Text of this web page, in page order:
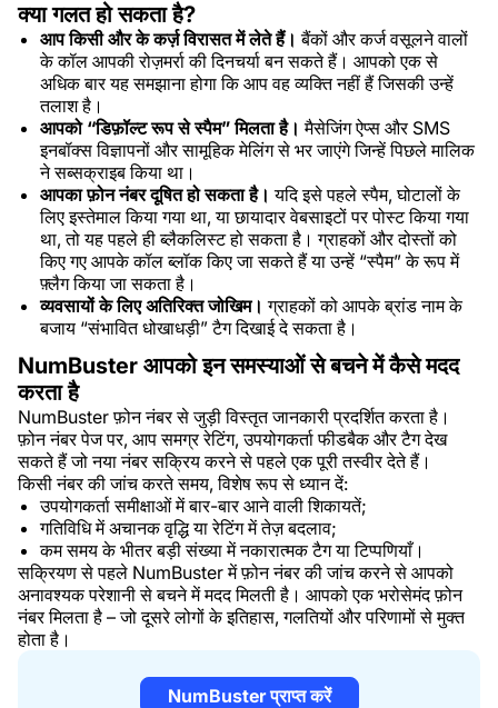
क्या गलत हो सकता है?
आप किसी और के कर्ज़ विरासत में लेते हैं। बैंकों और कर्ज वसूलने वालों
के कॉल आपकी रोज़मर्रा की दिनचर्या बन सकते हैं। आपको एक से
अधिक बार यह समझाना होगा कि आप वह व्यक्ति नहीं हैं जिसकी उन्हें
तलाश है।
आपको “डिफ़ॉल्ट रूप से स्पैम” मिलता है। मैसेजिंग ऐप्स और SMS
इनबॉक्स विज्ञापनों और सामूहिक मेलिंग से भर जाएंगे जिन्हें पिछले मालिक
ने सब्सक्राइब किया था।
आपका फ़ोन नंबर दूषित हो सकता है। यदि इसे पहले स्पैम, घोटालों के
लिए इस्तेमाल किया गया था, या छायादार वेबसाइटों पर पोस्ट किया गया
था, तो यह पहले ही ब्लैकलिस्ट हो सकता है। ग्राहकों और दोस्तों को
किए गए आपके कॉल ब्लॉक किए जा सकते हैं या उन्हें “स्पैम” के रूप में
फ़्लैग किया जा सकता है।
व्यवसायों के लिए अतिरिक्त जोखिम। ग्राहकों को आपके ब्रांड नाम के
बजाय “संभावित धोखाधड़ी” टैग दिखाई दे सकता है।
NumBuster आपको इन समस्याओं से बचने में कैसे मदद
करता है
NumBuster फ़ोन नंबर से जुड़ी विस्तृत जानकारी प्रदर्शित करता है।
फ़ोन नंबर पेज पर, आप समग्र रेटिंग, उपयोगकर्ता फीडबैक और टैग देख
सकते हैं जो नया नंबर सक्रिय करने से पहले एक पूरी तस्वीर देते हैं।
किसी नंबर की जांच करते समय, विशेष रूप से ध्यान दें:
उपयोगकर्ता समीक्षाओं में बार-बार आने वाली शिकायतें;
गतिविधि में अचानक वृद्धि या रेटिंग में तेज़ बदलाव;
कम समय के भीतर बड़ी संख्या में नकारात्मक टैग या टिप्पणियाँ।
सक्रियण से पहले NumBuster में फ़ोन नंबर की जांच करने से आपको
अनावश्यक परेशानी से बचने में मदद मिलती है। आपको एक भरोसेमंद फ़ोन
नंबर मिलता है – जो दूसरे लोगों के इतिहास, गलतियों और परिणामों से मुक्त
होता है।
NumBuster प्राप्त करें